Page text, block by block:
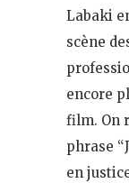
Labaki
scène
encore
film. On
phrase
en